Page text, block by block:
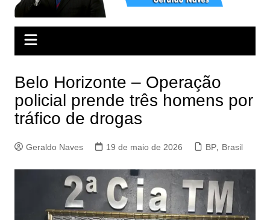
Belo Horizonte – Operação
policial prende três homens por
tráfico de drogas
Geraldo Naves 19 de maio de 2026 BP, Brasil